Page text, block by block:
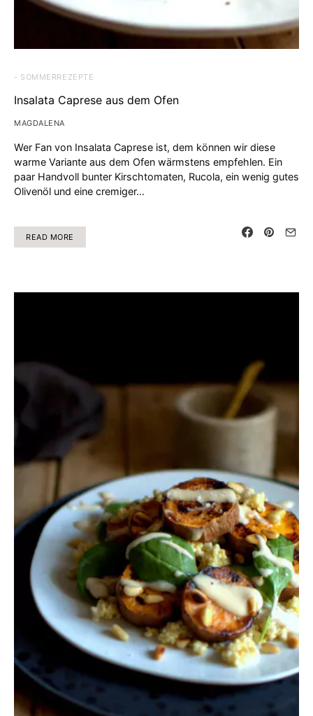
- SOMMERREZEPTE
Insalata Caprese aus dem Ofen
MAGDALENA
Wer Fan von Insalata Caprese ist, dem können wir diese
warme Variante aus dem Ofen wärmstens empfehlen. Ein
paar Handvoll bunter Kirschtomaten, Rucola, ein wenig gutes
Olivenöl und eine cremiger…
READ MORE